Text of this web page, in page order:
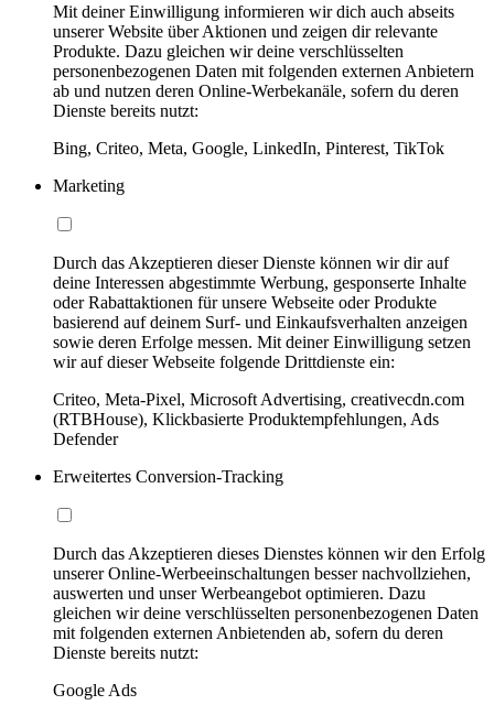
Mit deiner Einwilligung informieren wir dich auch abseits
unserer Website über Aktionen und zeigen dir relevante
Produkte. Dazu gleichen wir deine verschlüsselten
personenbezogenen Daten mit folgenden externen Anbietern
ab und nutzen deren Online-Werbekanäle, sofern du deren
Dienste bereits nutzt:
Bing, Criteo, Meta, Google, LinkedIn, Pinterest, TikTok
Marketing
Durch das Akzeptieren dieser Dienste können wir dir auf
deine Interessen abgestimmte Werbung, gesponserte Inhalte
oder Rabattaktionen für unsere Webseite oder Produkte
basierend auf deinem Surf- und Einkaufsverhalten anzeigen
sowie deren Erfolge messen. Mit deiner Einwilligung setzen
wir auf dieser Webseite folgende Drittdienste ein:
Criteo, Meta-Pixel, Microsoft Advertising, creativecdn.com
(RTBHouse), Klickbasierte Produktempfehlungen, Ads
Defender
Erweitertes Conversion-Tracking
Durch das Akzeptieren dieses Dienstes können wir den Erfolg
unserer Online-Werbeeinschaltungen besser nachvollziehen,
auswerten und unser Werbeangebot optimieren. Dazu
gleichen wir deine verschlüsselten personenbezogenen Daten
mit folgenden externen Anbietenden ab, sofern du deren
Dienste bereits nutzt:
Google Ads